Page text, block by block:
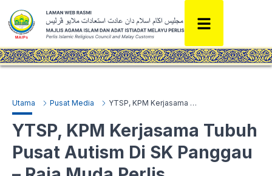
Utama Pusat Media YTSP, KPM Kerjasama Tubuh Pusat Autism Di SK Panggau – Raja Muda Perlis
YTSP, KPM Kerjasama Tubuh
Pusat Autism Di SK Panggau